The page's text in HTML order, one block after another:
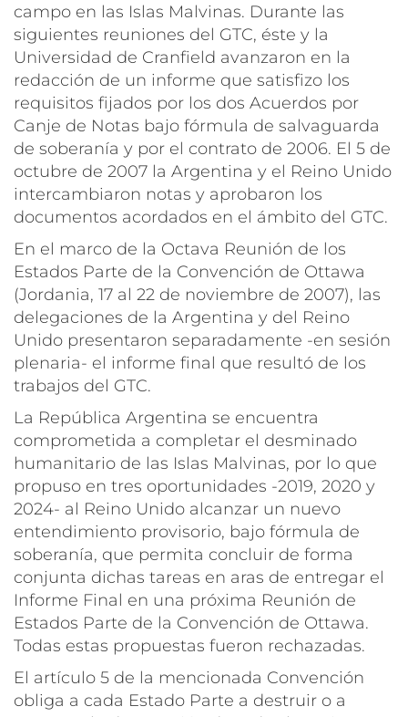
campo en las Islas Malvinas. Durante las
siguientes reuniones del GTC, éste y la
Universidad de Cranfield avanzaron en la
redacción de un informe que satisfizo los
requisitos fijados por los dos Acuerdos por
Canje de Notas bajo fórmula de salvaguarda
de soberanía y por el contrato de 2006. El 5 de
octubre de 2007 la Argentina y el Reino Unido
intercambiaron notas y aprobaron los
documentos acordados en el ámbito del GTC.
En el marco de la Octava Reunión de los
Estados Parte de la Convención de Ottawa
(Jordania, 17 al 22 de noviembre de 2007), las
delegaciones de la Argentina y del Reino
Unido presentaron separadamente -en sesión
plenaria- el informe final que resultó de los
trabajos del GTC.
La República Argentina se encuentra
comprometida a completar el desminado
humanitario de las Islas Malvinas, por lo que
propuso en tres oportunidades -2019, 2020 y
2024- al Reino Unido alcanzar un nuevo
entendimiento provisorio, bajo fórmula de
soberanía, que permita concluir de forma
conjunta dichas tareas en aras de entregar el
Informe Final en una próxima Reunión de
Estados Parte de la Convención de Ottawa.
Todas estas propuestas fueron rechazadas.
El artículo 5 de la mencionada Convención
obliga a cada Estado Parte a destruir o a